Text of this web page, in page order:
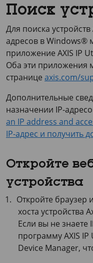
Поиск
Для поиска
адресов в Windows®
приложение AXIS IP
Оба эти приложения
странице axis.com/
Дополнительные
назначении IP-
an IP address and
IP-адрес и получить
Откройте
устройства
Откройте браузер
хоста устройства
Если вы не знаете
программуAXIS
Device Manager,